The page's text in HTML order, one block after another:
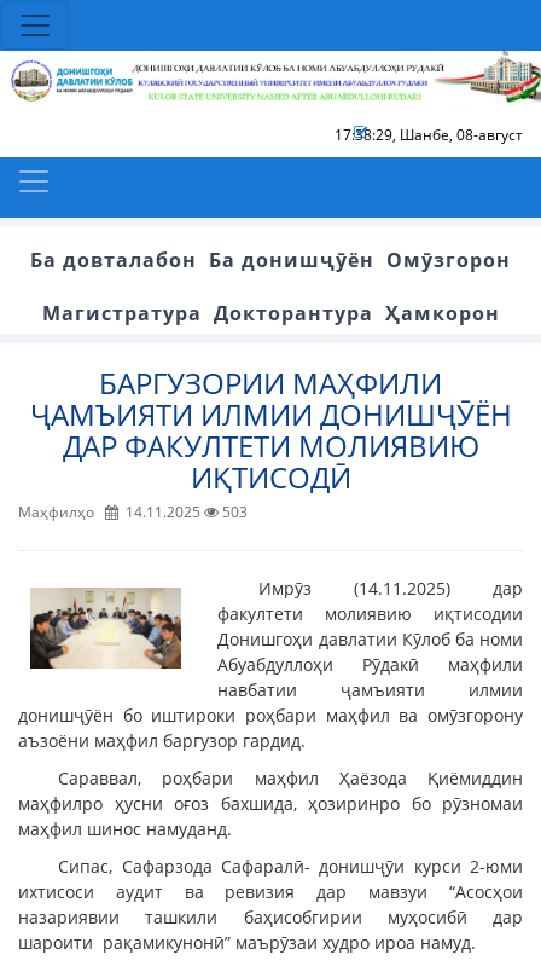
17:38:29, Шанбе, 08-август
Ба довталабон Ба донишҷӯён Омӯзгорон
Магистратура Докторантура Ҳамкорон
БАРГУЗОРИИ МАҲФИЛИ
ҶАМЪИЯТИ ИЛМИИ ДОНИШҶӮЁН
ДАР ФАКУЛТЕТИ МОЛИЯВИЮ
ИҚТИСОДӢ
Маҳфилҳо 14.11.2025 503
Имрӯз (14.11.2025) дар
факултети молиявию иқтисодии
Донишгоҳи давлатии Кӯлоб ба номи
Абуабдуллоҳи Рӯдакӣ маҳфили
навбатии ҷамъияти илмии
донишҷӯён бо иштироки роҳбари маҳфил ва омӯзгорону
аъзоёни маҳфил баргузор гардид.
Сараввал, роҳбари маҳфил Ҳаёзода Қиёмиддин
маҳфилро ҳусни оғоз бахшида, ҳозиринро бо рӯзномаи
маҳфил шинос намуданд.
Сипас, Сафарзода Сафаралӣ- донишҷӯи курси 2-юми
ихтисоси аудит ва ревизия дар мавзуи “Асосҳои
назариявии ташкили баҳисобгирии муҳосибӣ дар
шароити рақамикунонӣ” маърӯзаи худро ироа намуд.